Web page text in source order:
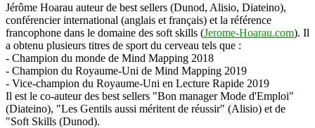
Jérôme Hoarau auteur de best sellers (Dunod, Alisio, Diateino),
conférencier international (anglais et français) et la référence
francophone dans le domaine des soft skills (Jerome-Hoarau.com). Il
a obtenu plusieurs titres de sport du cerveau tels que :
- Champion du monde de Mind Mapping 2018
- Champion du Royaume-Uni de Mind Mapping 2019
- Vice-champion du Royaume-Uni en Lecture Rapide 2019
Il est le co-auteur des best sellers "Bon manager Mode d'Emploi"
(Diateino), "Les Gentils aussi méritent de réussir" (Alisio) et de
"Soft Skills (Dunod).